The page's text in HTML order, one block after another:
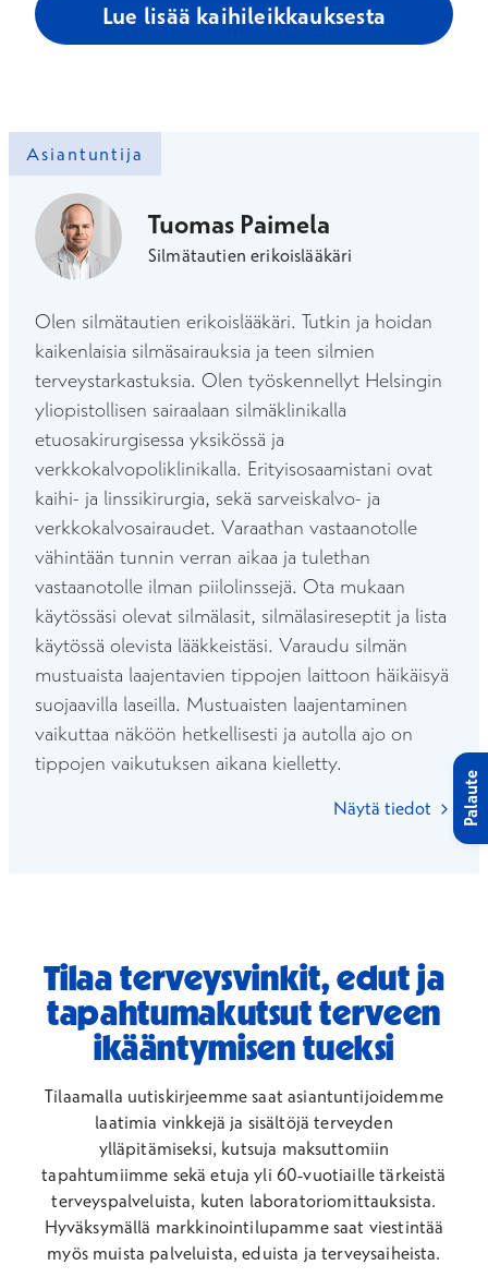
Lue lisää kaihileikkauksesta
Asiantuntija
Tuomas Paimela
Silmätautien erikoislääkäri
Olen silmätautien erikoislääkäri. Tutkin ja hoidan
kaikenlaisia silmäsairauksia ja teen silmien
terveystarkastuksia. Olen työskennellyt Helsingin
yliopistollisen sairaalaan silmäklinikalla
etuosakirurgisessa yksikössä ja
verkkokalvopoliklinikalla. Erityisosaamistani ovat
kaihi- ja linssikirurgia, sekä sarveiskalvo- ja
verkkokalvosairaudet. Varaathan vastaanotolle
vähintään tunnin verran aikaa ja tulethan
vastaanotolle ilman piilolinssejä. Ota mukaan
käytössäsi olevat silmälasit, silmälasireseptit ja lista
käytössä olevista lääkkeistäsi. Varaudu silmän
mustuaista laajentavien tippojen laittoon häikäisyä
suojaavilla laseilla. Mustuaisten laajentaminen
vaikuttaa näköön hetkellisesti ja autolla ajo on
tippojen vaikutuksen aikana kielletty.
Näytä tiedot
Tilaa terveysvinkit, edut ja
tapahtumakutsut terveen
ikääntymisen tueksi
Tilaamalla uutiskirjeemme saat asiantuntijoidemme
laatimia vinkkejä ja sisältöjä terveyden
ylläpitämiseksi, kutsuja maksuttomiin
tapahtumiimme sekä etuja yli 60-vuotiaille tärkeistä
terveyspalveluista, kuten laboratoriomittauksista.
Hyväksymällä markkinointilupamme saat viestintää
myös muista palveluista, eduista ja terveysaiheista.
Palaute